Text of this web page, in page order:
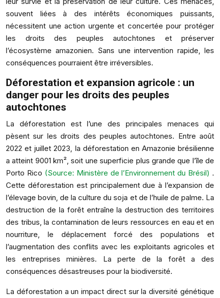
souvent liées à des intérêts économiques puissants,
nécessitent une action urgente et concertée pour protéger
les droits des peuples autochtones et préserver
l’écosystème amazonien. Sans une intervention rapide, les
conséquences pourraient être irréversibles.
Déforestation et expansion agricole : un
danger pour les droits des peuples
autochtones
La déforestation est l’une des principales menaces qui
pèsent sur les droits des peuples autochtones. Entre août
2022 et juillet 2023, la déforestation en Amazonie brésilienne
a atteint 9001 km², soit une superficie plus grande que l’île de
Porto Rico (Source: Ministère de l’Environnement du Brésil) .
Cette déforestation est principalement due à l’expansion de
l’élevage bovin, de la culture du soja et de l’huile de palme. La
destruction de la forêt entraîne la destruction des territoires
des tribus, la contamination de leurs ressources en eau et en
nourriture, le déplacement forcé des populations et
l’augmentation des conflits avec les exploitants agricoles et
les entreprises minières. La perte de la forêt a des
conséquences désastreuses pour la biodiversité.
La déforestation a un impact direct sur la diversité génétique